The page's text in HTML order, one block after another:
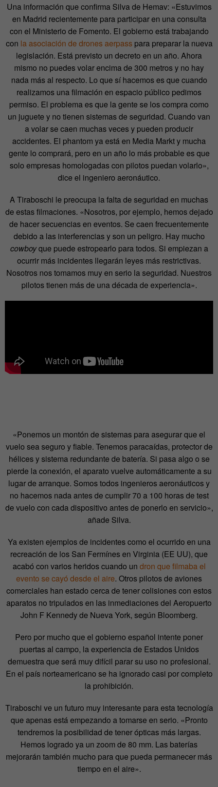
Una información que confirma Silva de Hemav: «Estuvimos
en Madrid recientemente para participar en una consulta
con el Ministerio de Fomento. El gobierno está trabajando
con la asociación de drones aerpasspara preparar la nueva
legislación. Está previsto un decreto en un año. Ahora
mismo no puedes volar encima de 300 metros y no hay
nada más al respecto. Lo que sí hacemos es que cuando
realizamos una filmación en espacio público pedimos
permiso. El problema es que la gente se los compra como
un juguete y no tienen sistemas de seguridad. Cuando van
a volar se caen muchas veces y pueden producir
accidentes. El phantom ya está en Media Markt y mucha
gente lo comprará, pero en un año lo más probable es que
solo empresas homologadas con pilotos puedan volarlo»,
dice el ingeniero aeronáutico.
A Tiraboschi le preocupa la falta de seguridad en muchas
de estas filmaciones. «Nosotros, por ejemplo, hemos dejado
de hacer secuencias en eventos. Se caen frecuentemente
debido a las interferencias y son un peligro. Hay mucho
cowboyque puede estropearlo para todos. Si empiezan a
ocurrir más incidentes llegarán leyes más restrictivas.
Nosotros nos tomamos muy en serio la seguridad. Nuestros
pilotos tienen más de una década de experiencia».
«Ponemos un montón de sistemas para asegurar que el
vuelo sea seguro y fiable. Tenemos paracaídas, protector de
hélices y sistema redundante de batería. Si pasa algo o se
pierde la conexión, el aparato vuelve automáticamente a su
lugar de arranque. Somos todos ingenieros aeronáuticos y
no hacemos nada antes de cumplir 70 a 100 horas de test
de vuelo con cada dispositivo antes de ponerlo en servicio»,
añade Silva.
Ya existen ejemplos de incidentes como el ocurrido en una
recreación de los San Fermínes en Virginia (EE UU), que
acabó con varios heridos cuando un dron que filmaba el
evento se cayó desde el aire. Otros pilotos de aviones
comerciales han estado cerca de tener colisiones con estos
aparatos no tripulados en las inmediaciones del Aeropuerto
John F Kennedy de Nueva York, según Bloomberg.
Pero por mucho que el gobierno español intente poner
puertas al campo, la experiencia de Estados Unidos
demuestra que será muy difícil parar su uso no profesional.
En el país norteamericano se ha ignorado casi por completo
la prohibición.
Tiraboschi ve un futuro muy interesante para esta tecnología
que apenas está empezando a tomarse en serio. «Pronto
tendremos la posibilidad de tener ópticas más largas.
Hemos logrado ya un zoom de 80 mm. Las baterías
mejorarán también mucho para que pueda permanecer más
tiempo en el aire».